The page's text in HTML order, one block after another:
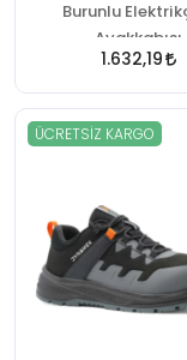
Burunlu
Ayakkabısı
1.632,19
ÜCRETSIZ KARGO